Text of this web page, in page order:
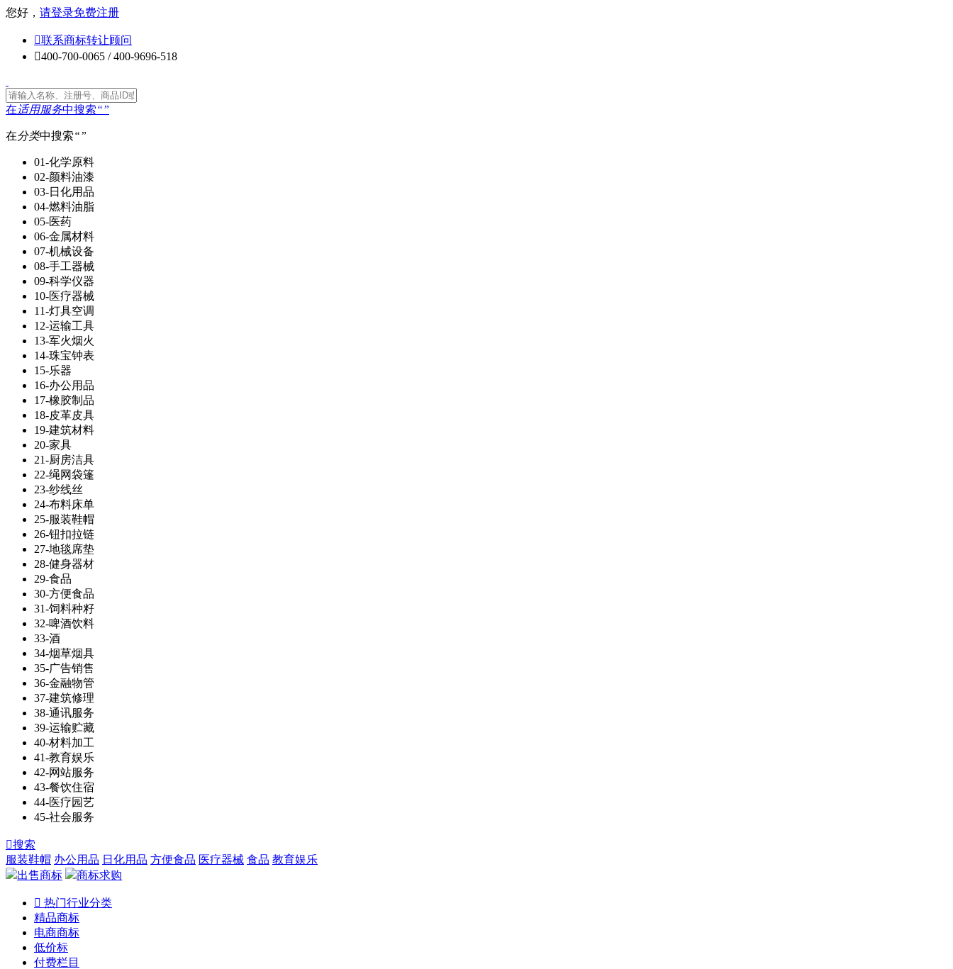
您好， 请登录免费注册
联系商标转让顾问
400-700-0065 / 400-9696-518
在适用服务中搜索“”
在分类中搜索“”
01-化学原料
02-颜料油漆
03-日化用品
04-燃料油脂
05-医药
06-金属材料
07-机械设备
08-手工器械
09-科学仪器
10-医疗器械
11-灯具空调
12-运输工具
13-军火烟火
14-珠宝钟表
15-乐器
16-办公用品
17-橡胶制品
18-皮革皮具
19-建筑材料
20-家具
21-厨房洁具
22-绳网袋篷
23-纱线丝
24-布料床单
25-服装鞋帽
26-钮扣拉链
27-地毯席垫
28-健身器材
29-食品
30-方便食品
31-饲料种籽
32-啤酒饮料
33-酒
34-烟草烟具
35-广告销售
36-金融物管
37-建筑修理
38-通讯服务
39-运输贮藏
40-材料加工
41-教育娱乐
42-网站服务
43-餐饮住宿
44-医疗园艺
45-社会服务
搜索
服装鞋帽 办公用品 日化用品 方便食品 医疗器械 食品 教育娱乐
出售商标
商标求购
 热门行业分类
精品商标
电商商标
低价标
付费栏目